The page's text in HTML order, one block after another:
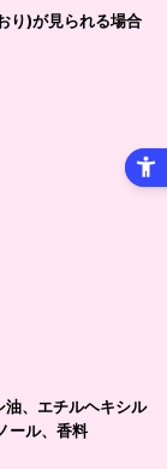
り)が見られる場合
油、エチルヘキシル
ール、香料